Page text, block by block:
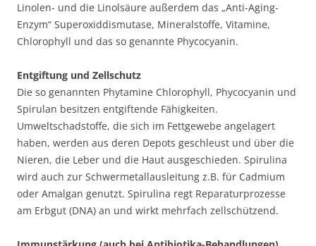
Linolen- und die Linolsäure außerdem das „Anti-Aging-
Enzym“ Superoxiddismutase, Mineralstoffe, Vitamine,
Chlorophyll und das so genannte Phycocyanin.
Entgiftung und Zellschutz
Die so genannten Phytamine Chlorophyll, Phycocyanin und
Spirulan besitzen entgiftende Fähigkeiten.
Umweltschadstoffe, die sich im Fettgewebe angelagert
haben, werden aus deren Depots geschleust und über die
Nieren, die Leber und die Haut ausgeschieden. Spirulina
wird auch zur Schwermetallausleitung z.B. für Cadmium
oder Amalgan genutzt. Spirulina regt Reparaturprozesse
am Erbgut (DNA) an und wirkt mehrfach zellschützend.